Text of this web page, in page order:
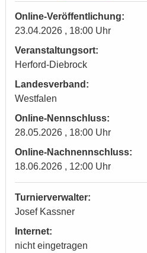
Online-Veröffentlichung:
23.04.2026 , 18:00 Uhr
Veranstaltungsort:
Herford-Diebrock
Landesverband:
Westfalen
Online-Nennschluss:
28.05.2026 , 18:00 Uhr
Online-Nachnennschluss:
18.06.2026 , 12:00 Uhr
Turnierverwalter:
Josef Kassner
Internet:
nicht eingetragen